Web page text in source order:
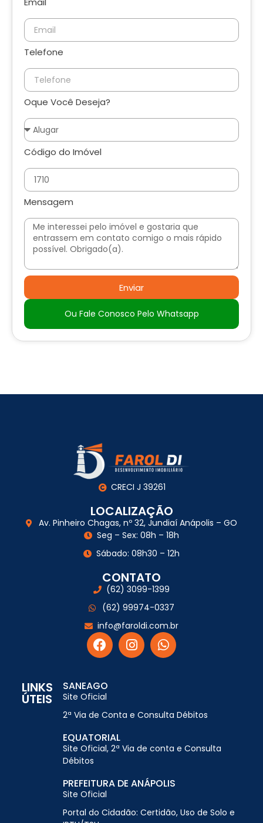
Telefone
Oque Você Deseja?
Código do Imóvel
Mensagem
Enviar
Ou Fale Conosco Pelo Whatsapp
CRECI J 39261
LOCALIZAÇÃO
Av. Pinheiro Chagas, nº 32, Jundiaí Anápolis – GO
Seg – Sex: 08h – 18h
Sábado: 08h30 – 12h
CONTATO
(62) 3099-1399
(62) 99974-0337
info@faroldi.com.br
LINKS
ÚTEIS
SANEAGO
Site Oficial
2ª Via de Conta e Consulta Débitos
EQUATORIAL
Site Oficial, 2ª Via de conta e Consulta
Débitos
PREFEITURA DE ANÁPOLIS
Site Oficial
Portal do Cidadão: Certidão, Uso de Solo e